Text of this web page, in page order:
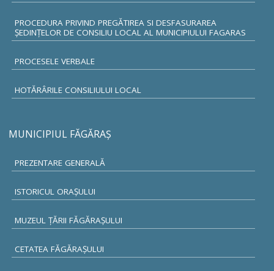
PROCEDURA PRIVIND PREGĂTIREA SI DESFASURAREA
ȘEDINȚELOR DE CONSILIU LOCAL AL MUNICIPIULUI FAGARAS
PROCESELE VERBALE
HOTĂRÂRILE CONSILIULUI LOCAL
MUNICIPIUL FĂGĂRAŞ
PREZENTARE GENERALĂ
ISTORICUL ORAŞULUI
MUZEUL ŢĂRII FĂGĂRAŞULUI
CETATEA FĂGĂRAŞULUI